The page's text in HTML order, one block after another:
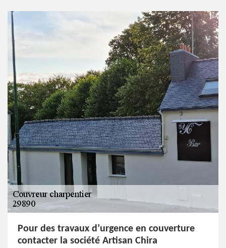
Pour des travaux d’urgence en couverture
contacter la société Artisan Chira